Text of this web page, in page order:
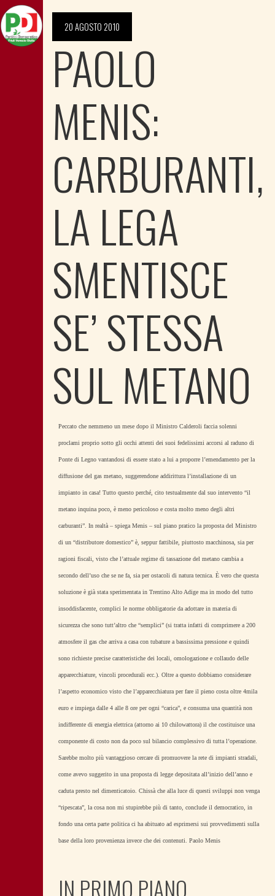
20 AGOSTO 2010
PAOLO
MENIS:
CARBURANTI,
LA LEGA
SMENTISCE
SE’ STESSA
SUL METANO
Peccato che nemmeno un mese dopo il Ministro Calderoli faccia solenni
proclami proprio sotto gli occhi attenti dei suoi fedelissimi accorsi al raduno di
Ponte di Legno vantandosi di essere stato a lui a proporre l’emendamento per la
diffusione del gas metano, suggerendone addirittura l’installazione di un
impianto in casa! Tutto questo perché, cito testualmente dal suo intervento “il
metano inquina poco, è meno pericoloso e costa molto meno degli altri
carburanti”. In realtà – spiega Menis – sul piano pratico la proposta del Ministro
di un “distributore domestico” è, seppur fattibile, piuttosto macchinosa, sia per
ragioni fiscali, visto che l’attuale regime di tassazione del metano cambia a
secondo dell’uso che se ne fa, sia per ostacoli di natura tecnica. È vero che questa
soluzione è già stata sperimentata in Trentino Alto Adige ma in modo del tutto
insoddisfacente, complici le norme obbligatorie da adottare in materia di
sicurezza che sono tutt’altro che “semplici” (si tratta infatti di comprimere a 200
atmosfere il gas che arriva a casa con tubature a bassissima pressione e quindi
sono richieste precise caratteristiche dei locali, omologazione e collaudo delle
apparecchiature, vincoli procedurali ecc.). Oltre a questo dobbiamo considerare
l’aspetto economico visto che l’apparecchiatura per fare il pieno costa oltre 4mila
euro e impiega dalle 4 alle 8 ore per ogni “carica”, e consuma una quantità non
indifferente di energia elettrica (attorno ai 10 chilowattora) il che costituisce una
componente di costo non da poco sul bilancio complessivo di tutta l’operazione.
Sarebbe molto più vantaggioso cercare di promuovere la rete di impianti stradali,
come avevo suggerito in una proposta di legge depositata all’inizio dell’anno e
caduta presto nel dimenticatoio. Chissà che alla luce di questi sviluppi non venga
“ripescata”, la cosa non mi stupirebbe più di tanto, conclude il democratico, in
fondo una certa parte politica ci ha abituato ad esprimersi sui provvedimenti sulla
base della loro provenienza invece che dei contenuti. Paolo Menis
IN PRIMO PIANO